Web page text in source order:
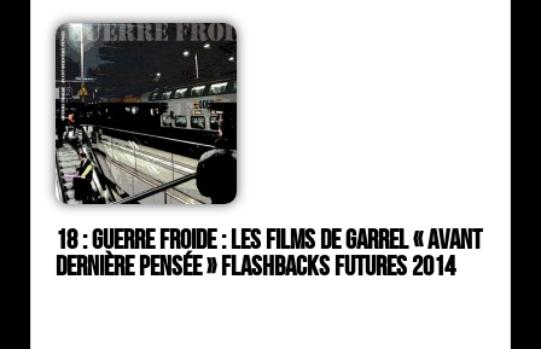
18 : Guerre Froide : Les Films de Garrel « Avant
Dernière Pensée » Flashbacks Futures 2014